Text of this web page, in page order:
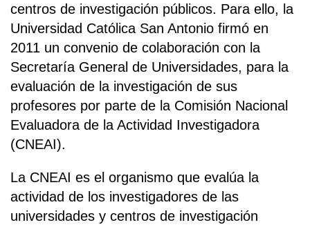
centros de investigación públicos. Para ello, la
Universidad Católica San Antonio firmó en
2011 un convenio de colaboración con la
Secretaría General de Universidades, para la
evaluación de la investigación de sus
profesores por parte de la Comisión Nacional
Evaluadora de la Actividad Investigadora
(CNEAI).
La CNEAI es el organismo que evalúa la
actividad de los investigadores de las
universidades y centros de investigación